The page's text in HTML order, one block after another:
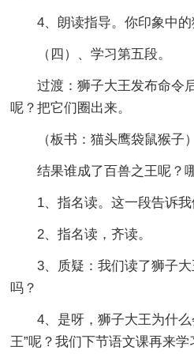
4、朗读指导。你印象中
（四）、学习第五段。
过渡：狮子大王发布命令
呢？把它们圈出来。
（板书：猫头鹰袋鼠猴子）
结果谁成了百兽之王呢？
1、指名读。这一段告诉我
2、指名读，齐读。
3、质疑：我们读了狮子
吗？
4、是呀，狮子大王为什
王”呢？我们下节语文课再来学